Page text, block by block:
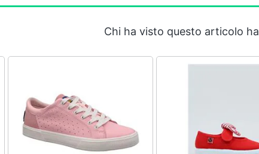
Chi ha visto questo articolo ha